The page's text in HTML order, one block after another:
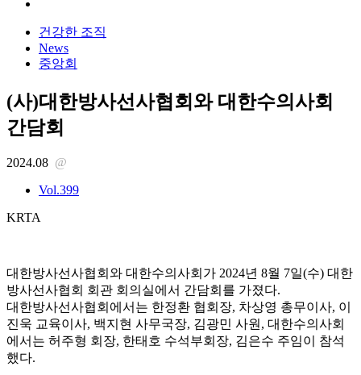
건강한 조직
News
중앙회
(사)대한방사선사협회와 대한수의사회
간담회
2024.08 @
Vol.399
KRTA
대한방사선사협회와 대한수의사회가 2024년 8월 7일(수) 대한
방사선사협회 회관 회의실에서 간담회를 가졌다.
대한방사선사협회에서는 한정환 협회장, 차상영 총무이사, 이
진욱 교육이사, 백지현 사무국장, 김광민 사원, 대한수의사회
에서는 허주형 회장, 한태호 수석부회장, 김은수 주임이 참석
했다.